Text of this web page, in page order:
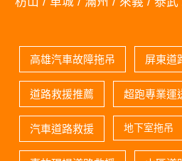
高雄汽車故障拖吊 屏東道
道路救援推薦 超跑專業運
汽車道路救援 地下室拖吊